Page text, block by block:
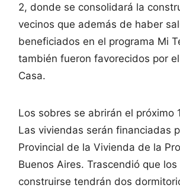
2, donde se consolidará la
vecinos que además de haber
beneficiados en el programa Mi
también fueron favorecidos por
Casa.
Los sobres se abrirán el próximo
Las viviendas serán financiadas
Provincial de la Vivienda de la
Buenos Aires. Trascendió que
construirse tendrán dos